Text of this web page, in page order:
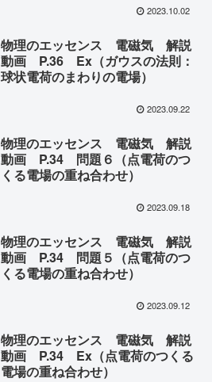
2023.10.02
物理のエッセンス 電磁気 解説
動画 P.36 Ex（ガウスの法則：
球状電荷のまわりの電場）
2023.09.22
物理のエッセンス 電磁気 解説
動画 P.34 問題６（点電荷のつ
くる電場の重ね合わせ）
2023.09.18
物理のエッセンス 電磁気 解説
動画 P.34 問題５（点電荷のつ
くる電場の重ね合わせ）
2023.09.12
物理のエッセンス 電磁気 解説
動画 P.34 Ex（点電荷のつくる
電場の重ね合わせ）